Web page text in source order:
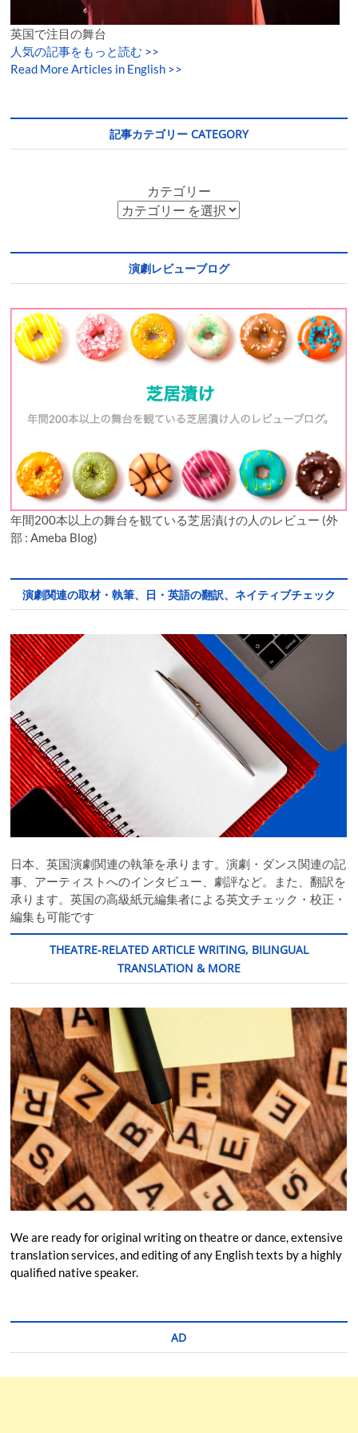
英国で注目の舞台
人気の記事をもっと読む >>
Read More Articles in English >>
記事カテゴリー CATEGORY
カテゴリー
演劇レビューブログ
年間200本以上の舞台を観ている芝居漬けの人のレビュー (外
部 : Ameba Blog)
演劇関連の取材・執筆、日・英語の翻訳、ネイティブチェック
日本、英国演劇関連の執筆を承ります。演劇・ダンス関連の記
事、アーティストへのインタビュー、劇評など。また、翻訳を
承ります。英国の高級紙元編集者による英文チェック・校正・
編集も可能です
THEATRE-RELATED ARTICLE WRITING, BILINGUAL
TRANSLATION & MORE
We are ready for original writing on theatre or dance, extensive
translation services, and editing of any English texts by a highly
qualified native speaker.
AD